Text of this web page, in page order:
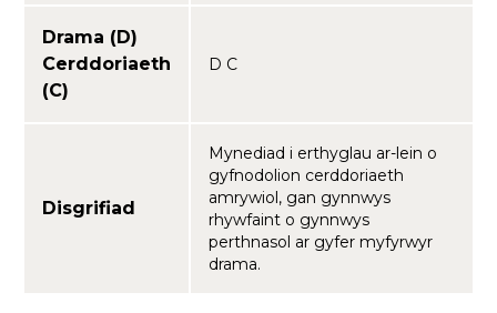
Drama (D)
Cerddoriaeth
(C)
D C
Disgrifiad
Mynediad i erthyglau ar-lein o
gyfnodolion cerddoriaeth
amrywiol, gan gynnwys
rhywfaint o gynnwys
perthnasol ar gyfer myfyrwyr
drama.